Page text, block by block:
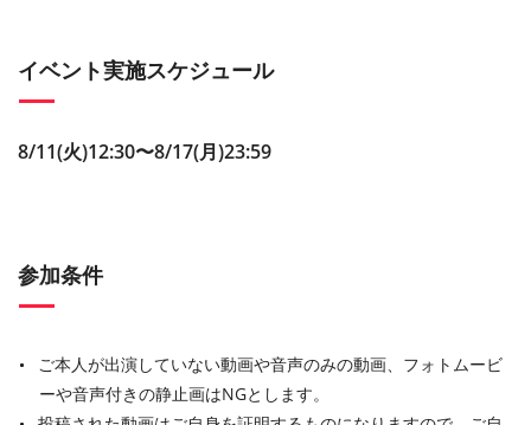
イベント実施スケジュール
8/11(火)12:30〜8/17(月)23:59
参加条件
ご本人が出演していない動画や音声のみの動画、フォトムービ
ーや音声付きの静止画はNGとします。